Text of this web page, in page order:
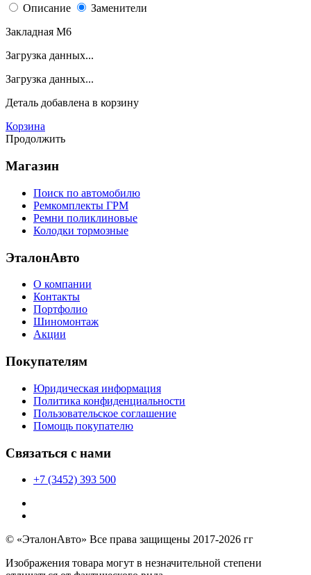
Описание
Заменители
Закладная М6
Загрузка данных...
Загрузка данных...
Деталь добавлена в корзину
Корзина
Продолжить
Магазин
Поиск по автомобилю
Ремкомплекты ГРМ
Ремни поликлиновые
Колодки тормозные
ЭталонАвто
О компании
Контакты
Портфолио
Шиномонтаж
Акции
Покупателям
Юридическая информация
Политика конфиденциальности
Пользовательское соглашение
Помощь покупателю
Связаться с нами
+7 (3452) 393 500
© «ЭталонАвто» Все права защищены 2017-2026 гг
Изображения товара могут в незначительной степени